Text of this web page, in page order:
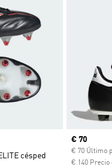
césped
Precio
€ 70
€ 70 Último
€ 140 Precio